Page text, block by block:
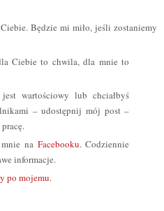
Będzie mi miło, jeśli zostaniemy
Ciebie to chwila, dla mnie to
wartościowy lub chciałbyś
– udostępnij mój post –
na Facebooku. Codziennie
informacje.
po mojemu.